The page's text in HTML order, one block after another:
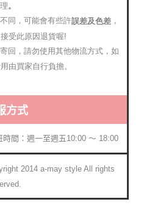
。
同，可能會有些許誤差及色差 ，
受此原因退貨喔!
回，請勿使用其他物流方式，如
由買家自行負擔。
方式
間：週一至週五10:00 ～ 18:00
2014 a-may style All rights